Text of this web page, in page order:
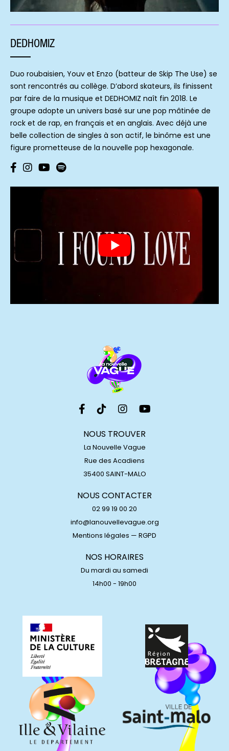
DEDHOMIZ
Duo roubaisien, Youv et Enzo (batteur de Skip The Use) se
sont rencontrés au collège. D’abord skateurs, ils finissent
par faire de la musique et DEDHOMIZ naît fin 2018. Le
groupe adopte un univers basé sur une pop mâtinée de
rock et de rap, en français et en anglais. Avec déjà une
belle collection de singles à son actif, le binôme est une
figure prometteuse de la nouvelle pop hexagonale.
NOUS TROUVER
La Nouvelle Vague
Rue des Acadiens
35400 SAINT-MALO
NOUS CONTACTER
02 99 19 00 20
info@lanouvellevague.org
Mentions légales — RGPD
NOS HORAIRES
Du mardi au samedi
14h00 - 19h00